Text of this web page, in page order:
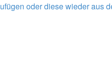
oder diese wieder aus